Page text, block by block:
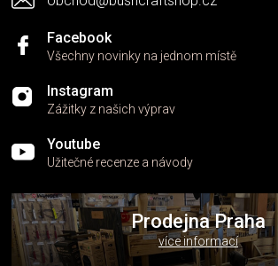
Facebook
Všechny novinky na jednom místě
Instagram
Zážitky z našich výprav
Youtube
Užitečné recenze a návody
Prodejna Praha
více informací